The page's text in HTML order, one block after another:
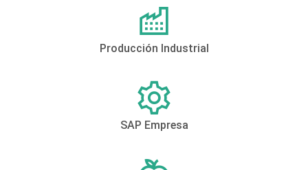
Producción Industrial
SAP Empresa